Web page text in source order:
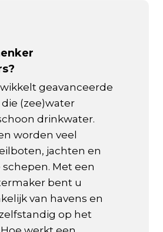
geavanceerde
(zee)water
drinkwater.
worden veel
jachten en
Met een
bent u
van havens en
op het